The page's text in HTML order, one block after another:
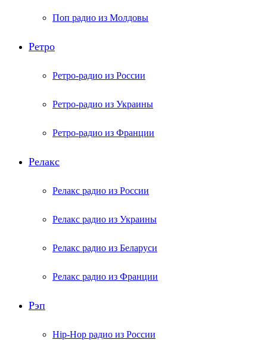
Поп радио из Молдовы
Ретро
Ретро-радио из России
Ретро-радио из Украины
Ретро-радио из Франции
Релакс
Релакс радио из России
Релакс радио из Украины
Релакс радио из Беларуси
Релакс радио из Франции
Рэп
Hip-Hop радио из России